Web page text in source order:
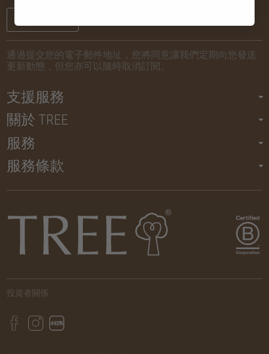
通過提交您的電子郵件地址，您將同意讓我們定期向您發送
更新動態，但您亦可以隨時取消訂閱。
支援服務
關於 TREE
服務
服務條款
投資者關係